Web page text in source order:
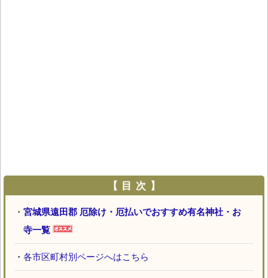
【 目 次 】
・ 宮城県遠田郡 厄除け・厄払いでおすすめ有名神社・お
寺一覧
・ 各市区町村別ページへはこちら